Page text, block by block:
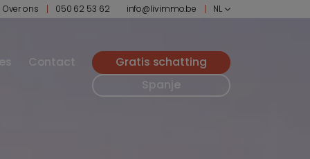
Over ons 050 62 53 62 info@livimmo.be NL
Contact
Gratis schatting
Spanje